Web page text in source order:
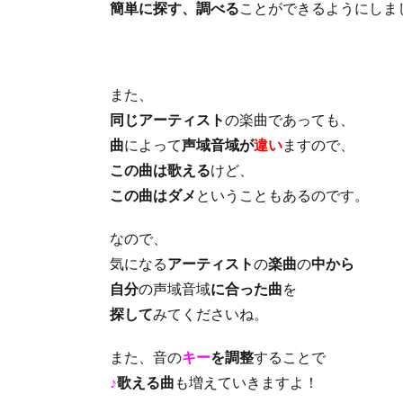
簡単に探す、調べることができるようにしま
また、
同じアーティストの楽曲であっても、
曲によって声域音域が違いますので、
この曲は歌えるけど、
この曲はダメ ということもあるのです。
なので、
気になるアーティストの楽曲の中から
自分の声域音域に合った曲を
探してみてくださいね。
また、音のキーを調整することで
♪歌える曲 も増えていきますよ！